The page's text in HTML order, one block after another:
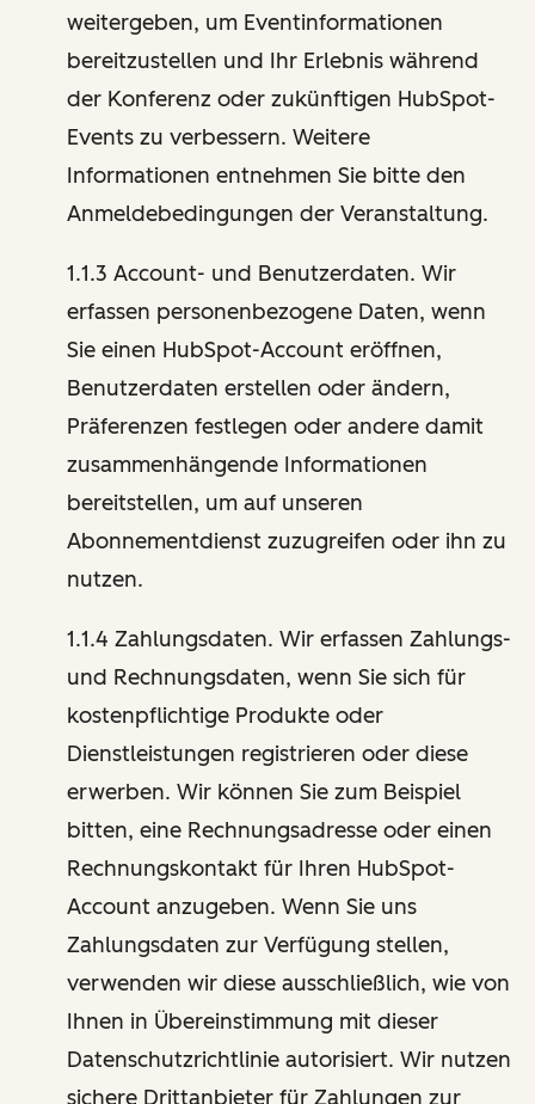
weitergeben, um Eventinformationen
bereitzustellen und Ihr Erlebnis während
der Konferenz oder zukünftigen HubSpot-
Events zu verbessern. Weitere
Informationen entnehmen Sie bitte den
Anmeldebedingungen der Veranstaltung.
1.1.3 Account- und Benutzerdaten. Wir
erfassen personenbezogene Daten, wenn
Sie einen HubSpot-Account eröffnen,
Benutzerdaten erstellen oder ändern,
Präferenzen festlegen oder andere damit
zusammenhängende Informationen
bereitstellen, um auf unseren
Abonnementdienst zuzugreifen oder ihn zu
nutzen.
1.1.4 Zahlungsdaten. Wir erfassen Zahlungs-
und Rechnungsdaten, wenn Sie sich für
kostenpflichtige Produkte oder
Dienstleistungen registrieren oder diese
erwerben. Wir können Sie zum Beispiel
bitten, eine Rechnungsadresse oder einen
Rechnungskontakt für Ihren HubSpot-
Account anzugeben. Wenn Sie uns
Zahlungsdaten zur Verfügung stellen,
verwenden wir diese ausschließlich, wie von
Ihnen in Übereinstimmung mit dieser
Datenschutzrichtlinie autorisiert. Wir nutzen
sichere Drittanbieter für Zahlungen zur